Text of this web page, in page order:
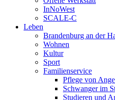
InNoWest
SCALE-C
Leben
Brandenburg an der
Wohnen
Kultur
Sport
Familienservice
Pflege von
Schwanger im
Studieren und